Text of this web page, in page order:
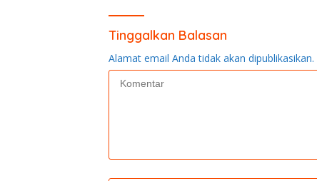
b
o
o
k
Tinggalkan Balasan
Alamat email Anda tidak akan dipublikasikan.